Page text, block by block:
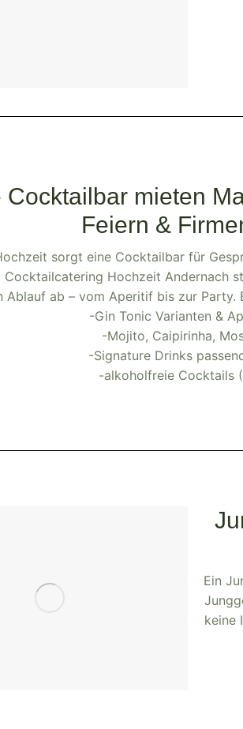
Cocktailbar mieten
Feiern &
sorgt eine Cocktailbar für
Cocktailcatering Hochzeit Andernach
Ablauf ab – vom Aperitif bis zur
-Gin Tonic Varianten &
-Mojito, Caipirinha,
-Signature Drinks
-alkoholfreie Cocktails
Ein
keine